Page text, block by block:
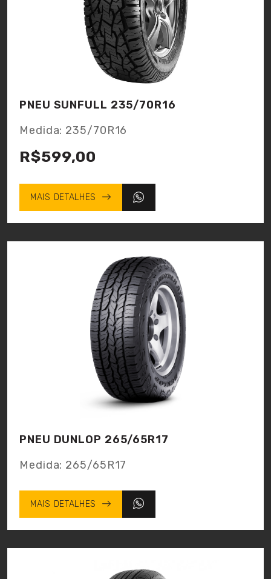
PNEU SUNFULL 235/70R16
Medida: 235/70R16
R$599,00
MAIS DETALHES
PNEU DUNLOP 265/65R17
Medida: 265/65R17
MAIS DETALHES